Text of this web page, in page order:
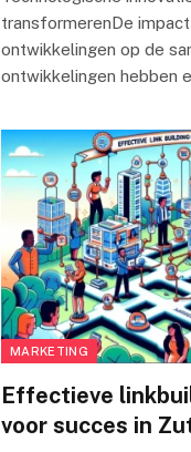
transformerenDe
ontwikkelingen op de
ontwikkelingen hebben
MARKETING
Effectieve
voor succes in